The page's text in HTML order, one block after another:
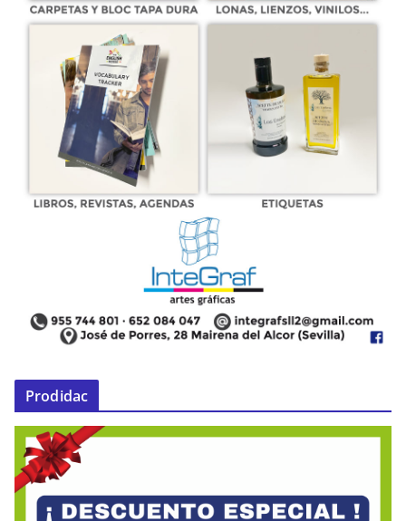
Prodidac